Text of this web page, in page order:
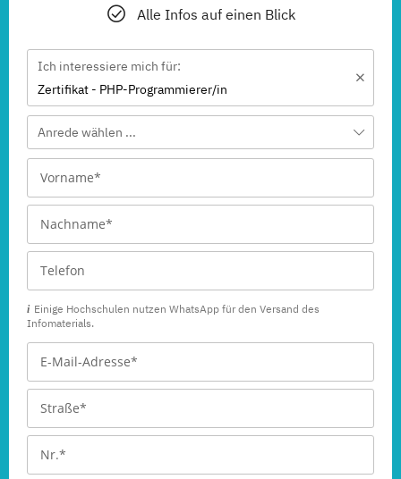
Alle Infos auf einen Blick
Ich interessiere mich für:
Zertifikat - PHP-Programmierer/in
Anrede wählen ...
Einige Hochschulen nutzen WhatsApp für den Versand des
Infomaterials.